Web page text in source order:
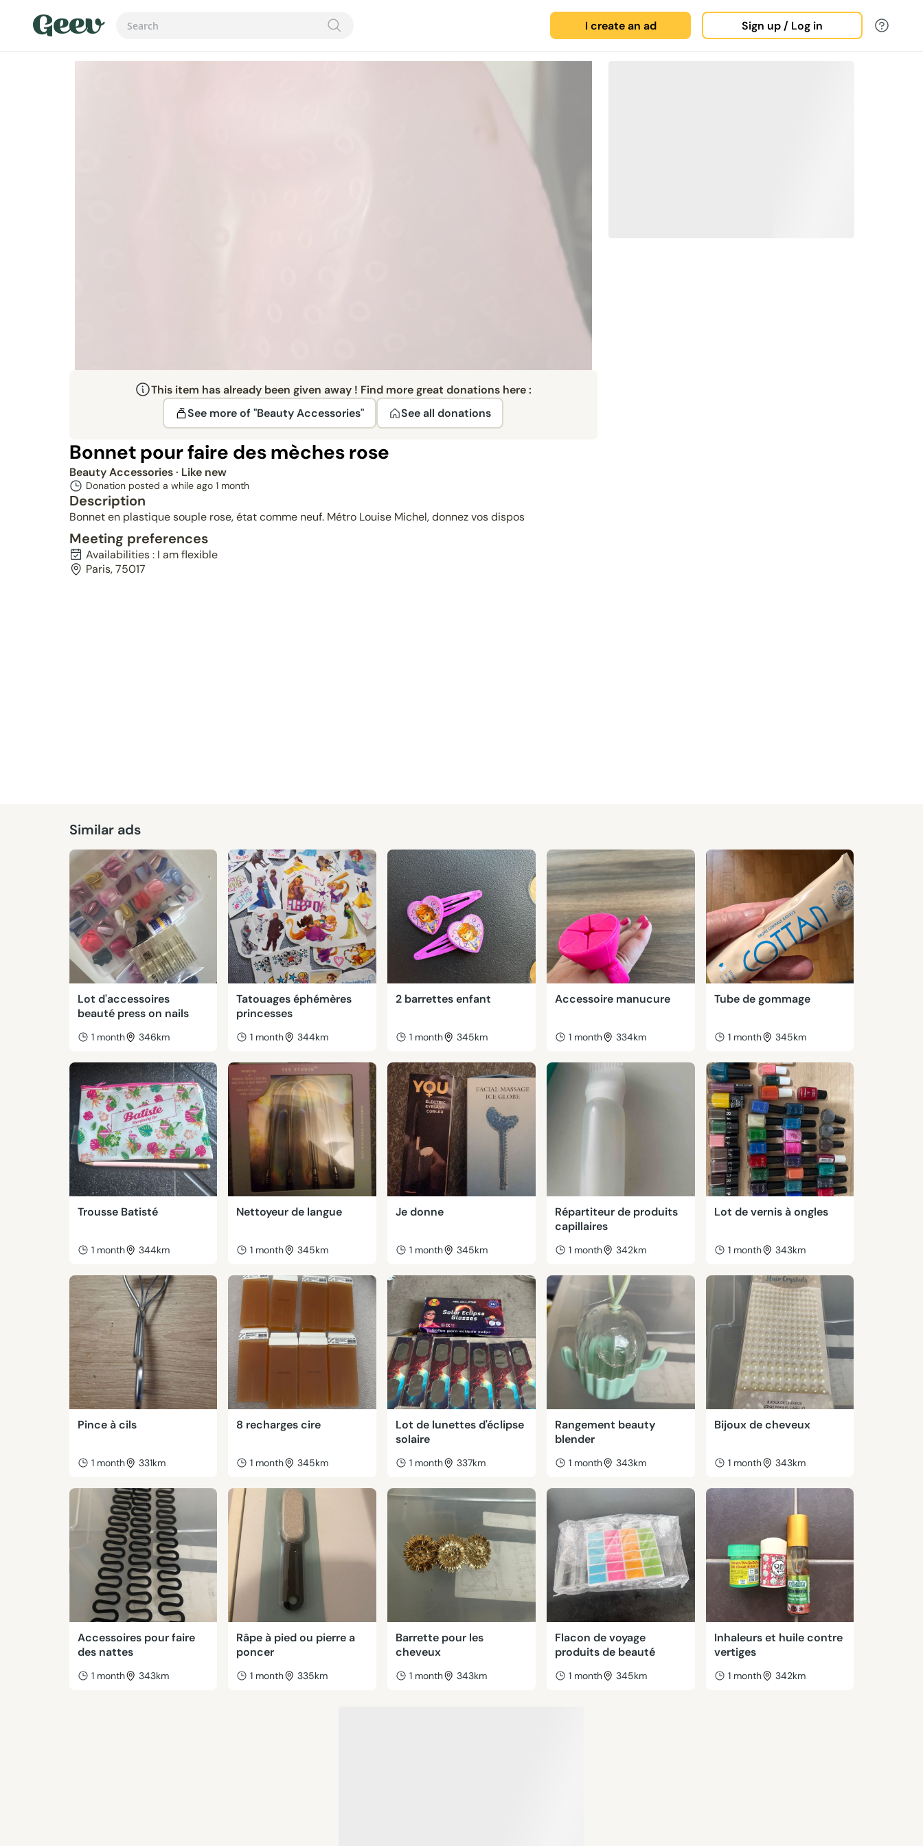
I create an ad Sign up / Log in
This item has already been given away ! Find more great donations here :
See more of "Beauty Accessories"
See all donations
Bonnet pour faire des mèches rose
Beauty Accessories· Like new
Donation posted a while ago 1 month
Description
Bonnet en plastique souple rose, état comme neuf. Métro Louise Michel, donnez vos dispos
Meeting preferences
Availabilities : I am flexible
Paris, 75017
Similar ads
Lot d'accessoires
beauté press on nails
1 month 346km
Tatouages éphémères
princesses
1 month 344km
2 barrettes enfant
1 month 345km
Accessoire manucure
1 month 334km
Tube de gommage
1 month 345km
Trousse Batisté
1 month 344km
Nettoyeur de langue
1 month 345km
Je donne
1 month 345km
Répartiteur de produits
capillaires
1 month 342km
Lot de vernis à ongles
1 month 343km
Pince à cils
1 month 331km
8 recharges cire
1 month 345km
Lot de lunettes d'éclipse
solaire
1 month 337km
Rangement beauty
blender
1 month 343km
Bijoux de cheveux
1 month 343km
Accessoires pour faire
des nattes
1 month 343km
Râpe à pied ou pierre a
poncer
1 month 335km
Barrette pour les
cheveux
1 month 343km
Flacon de voyage
produits de beauté
1 month 345km
Inhaleurs et huile contre
vertiges
1 month 342km